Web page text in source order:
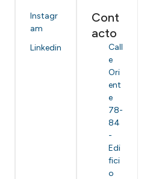
Instagr
am
Linkedin
Cont
acto
Call
e
Ori
ent
e
78-
84
-
Edi
fici
o